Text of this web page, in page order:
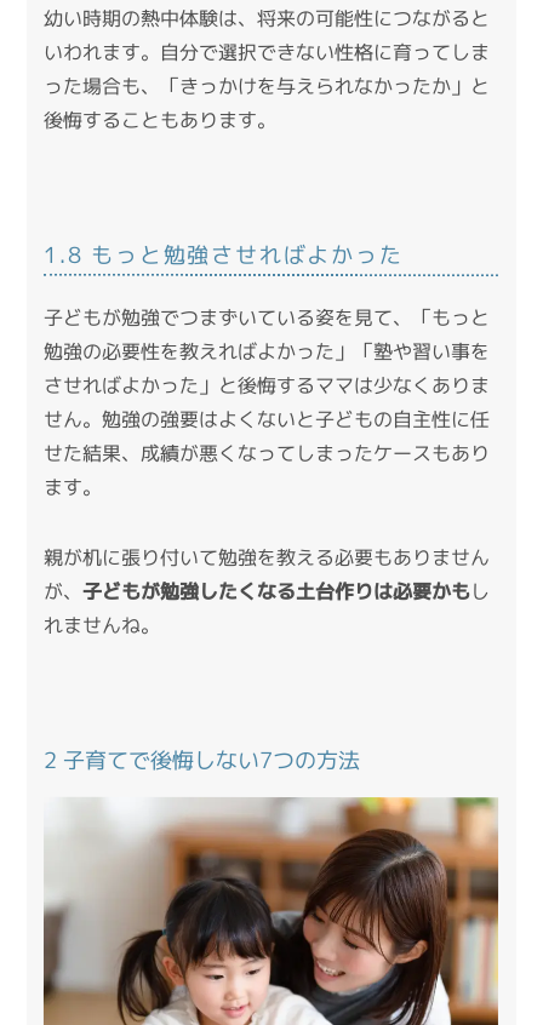
幼い時期の熱中体験は、将来の可能性につながると
いわれます。自分で選択できない性格に育ってしま
った場合も、「きっかけを与えられなかったか」と
後悔することもあります。
1.8 もっと勉強させればよかった
子どもが勉強でつまずいている姿を見て、「もっと
勉強の必要性を教えればよかった」「塾や習い事を
させればよかった」と後悔するママは少なくありま
せん。勉強の強要はよくないと子どもの自主性に任
せた結果、成績が悪くなってしまったケースもあり
ます。
親が机に張り付いて勉強を教える必要もありません
が、子どもが勉強したくなる土台作りは必要かもし
れませんね。
2 子育てで後悔しない7つの方法